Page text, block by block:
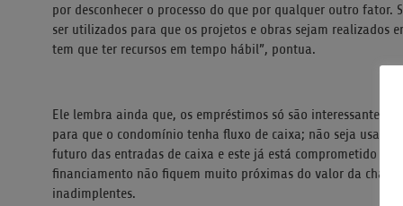
por desconhecer o processo do que por qualquer outro fator.
ser utilizados para que os projetos e obras sejam realizados
tem que ter recursos em tempo hábil”, pontua.
Ele lembra ainda que, os empréstimos só são interessantes
para que o condomínio tenha fluxo de caixa; não seja usado
futuro das entradas de caixa e este já está comprometido
financiamento não fiquem muito próximas do valor da
inadimplentes.